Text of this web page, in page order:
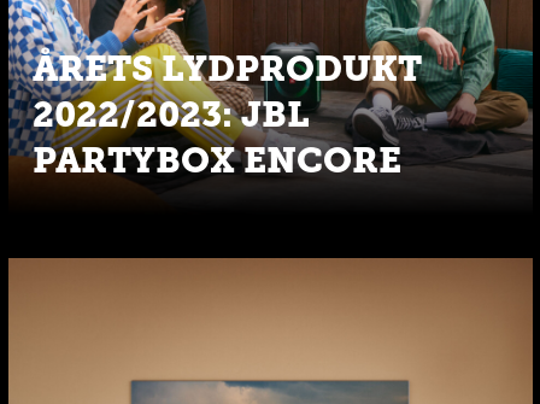
ÅRETS LYDPRODUKT
2022/2023: JBL
PARTYBOX ENCORE